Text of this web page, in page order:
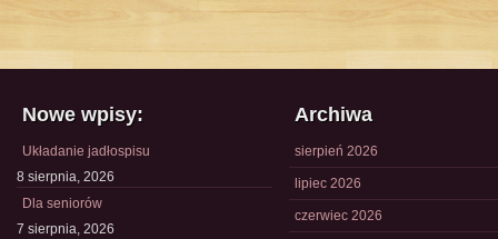
Nowe wpisy:
Układanie jadłospisu
8 sierpnia, 2026
Dla seniorów
7 sierpnia, 2026
Archiwa
sierpień 2026
lipiec 2026
czerwiec 2026